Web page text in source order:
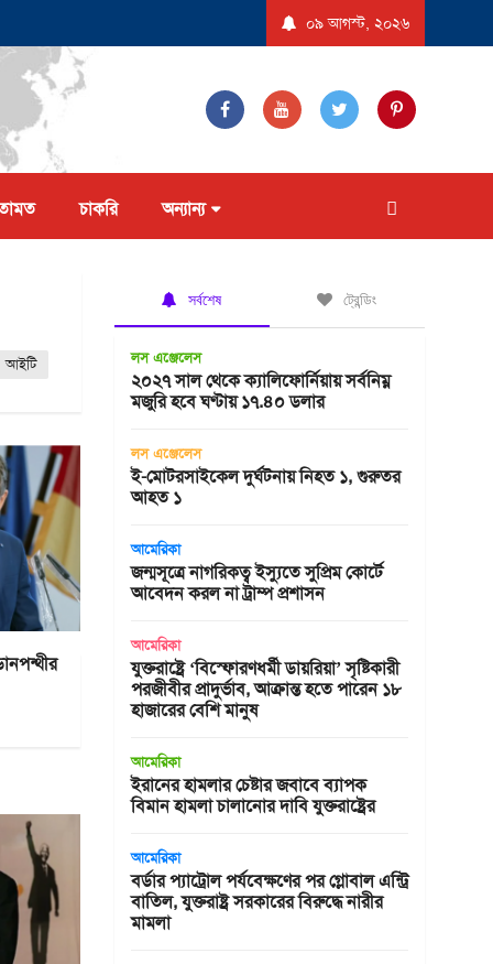
যুক্তরাষ্ট্রে ‘বিস্ফোরণধর্মী ডায়রিয়া’ সৃষ্টিকারী
০৯ আগস্ট, ২০২৬
চাকরি অন্যান্য
আইটি
সর্বশেষ ট্রেন্ডিং
লস এঞ্জেলেস
২০২৭ সাল থেকে ক্যালিফোর্নিয়ায় সর্বনিম্ন
মজুরি হবে ঘণ্টায় ১৭.৪০ ডলার
লস এঞ্জেলেস
ই-মোটরসাইকেল দুর্ঘটনায় নিহত ১, গুরুতর
আহত ১
আমেরিকা
জন্মসূত্রে নাগরিকত্ব ইস্যুতে সুপ্রিম কোর্টে
আবেদন করল না ট্রাম্প প্রশাসন
আমেরিকা
যুক্তরাষ্ট্রে ‘বিস্ফোরণধর্মী ডায়রিয়া’ সৃষ্টিকারী
পরজীবীর প্রাদুর্ভাব, আক্রান্ত হতে পারেন ১৮
হাজারের বেশি মানুষ
আমেরিকা
ইরানের হামলার চেষ্টার জবাবে ব্যাপক
বিমান হামলা চালানোর দাবি যুক্তরাষ্ট্রের
আমেরিকা
বর্ডার প্যাট্রোল পর্যবেক্ষণের পর গ্লোবাল এন্ট্রি
বাতিল, যুক্তরাষ্ট্র সরকারের বিরুদ্ধে নারীর
মামলা